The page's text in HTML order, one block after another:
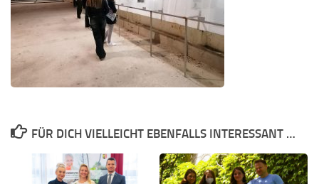
FÜR DICH VIELLEICHT EBENFALLS INTERESSANT …